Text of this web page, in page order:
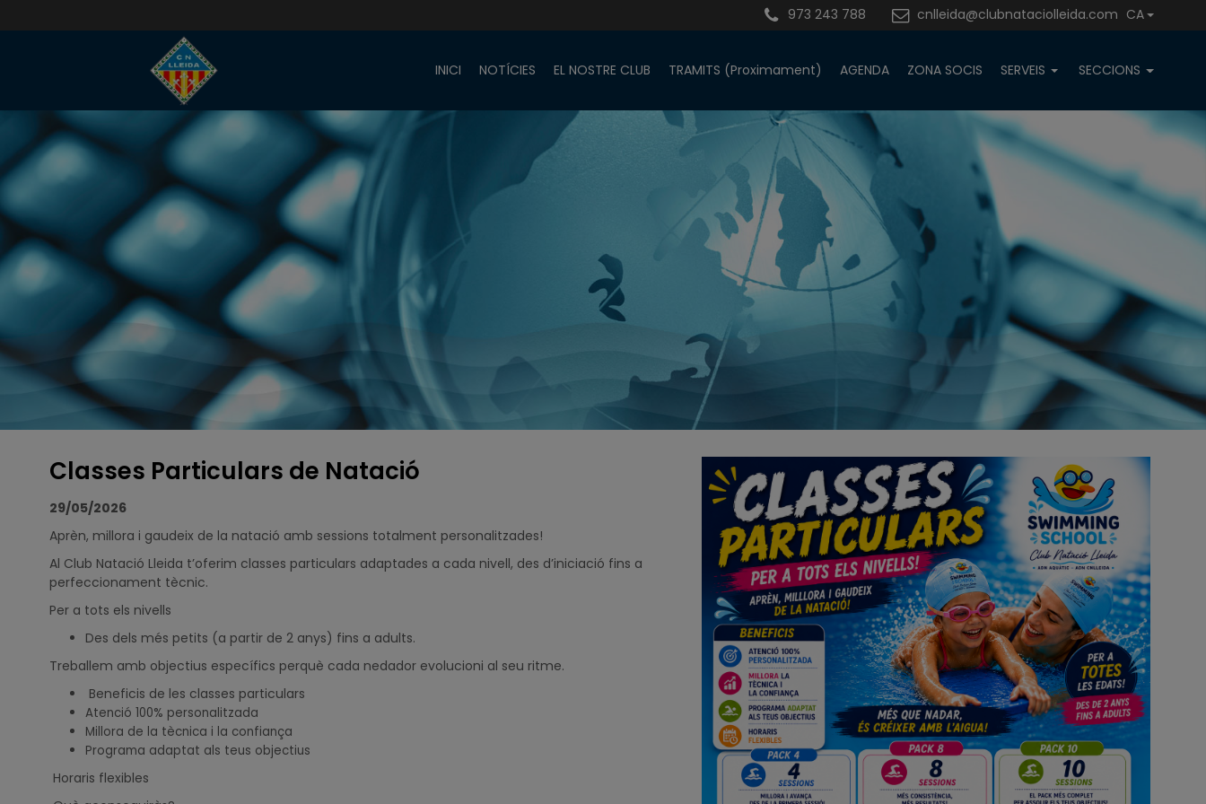
973 243 788 cnlleida@clubnataciolleida.com CA
INICI NOTÍCIES EL NOSTRE CLUB TRAMITS (Proximament) AGENDA ZONA SOCIS SERVEIS SECCIONS
Classes Particulars de Natació
29/05/2026
Aprèn, millora i gaudeix de la natació amb sessions totalment personalitzades!
Al Club Natació Lleida t’oferim classes particulars adaptades a cada nivell, des d’iniciació fins a
perfeccionament tècnic.
Per a tots els nivells
Des dels més petits (a partir de 2 anys) fins a adults.
Treballem amb objectius específics perquè cada nedador evolucioni al seu ritme.
Beneficis de les classes particulars
Atenció 100% personalitzada
Millora de la tècnica i la confiança
Programa adaptat als teus objectius
Horaris flexibles